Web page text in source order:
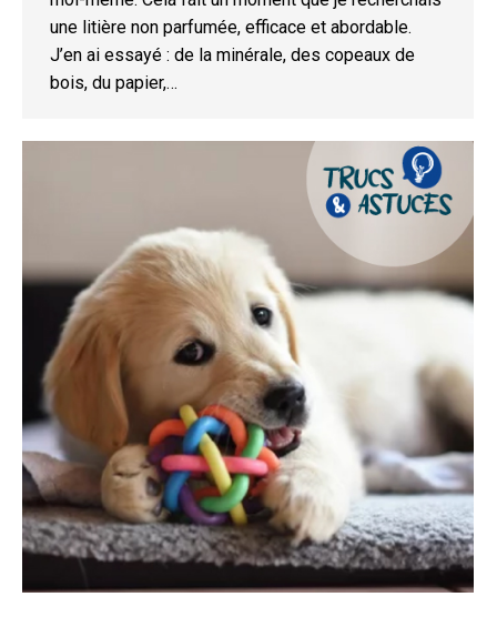
une litière non parfumée, efficace et abordable.
J’en ai essayé : de la minérale, des copeaux de
bois, du papier,…